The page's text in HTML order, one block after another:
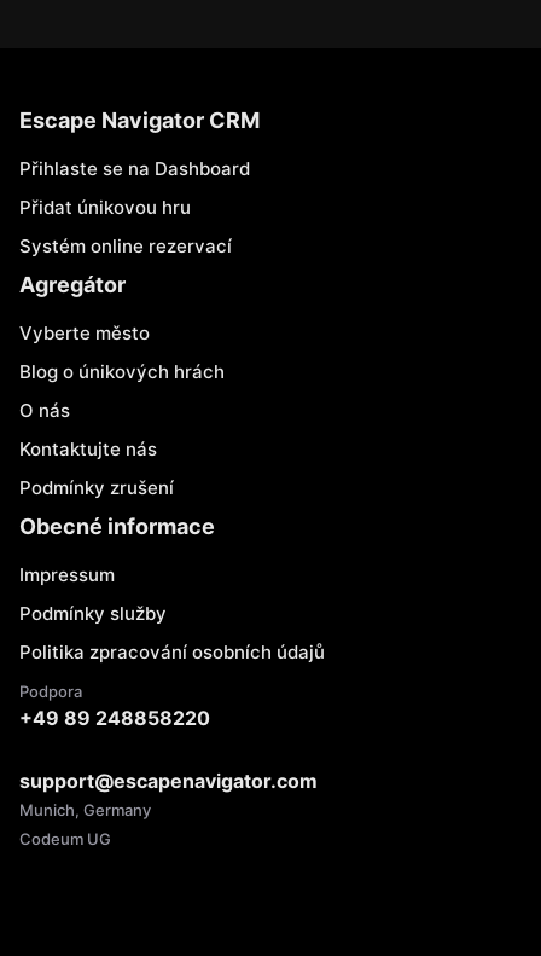
Escape Navigator CRM
Přihlaste se na Dashboard
Přidat únikovou hru
Systém online rezervací
Agregátor
Vyberte město
Blog o únikových hrách
O nás
Kontaktujte nás
Podmínky zrušení
Obecné informace
Impressum
Podmínky služby
Politika zpracování osobních údajů
Podpora
+49 89 248858220
support@escapenavigator.com
Munich, Germany
Codeum UG